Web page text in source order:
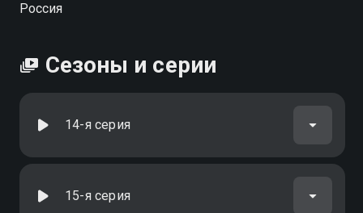
Россия
Сезоны и серии
14-я серия
15-я серия